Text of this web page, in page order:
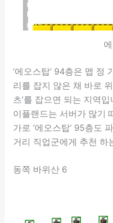
‘에오스탑’ 94층은 맵 정
리를 잡지 않은 채 바로
츠’를 잡으면 되는 지역
이플랜드는 서버가 많기
가로 ‘에오스탑’ 95층도
거리 직업군에게 추천 하
동쪽 바위산 6